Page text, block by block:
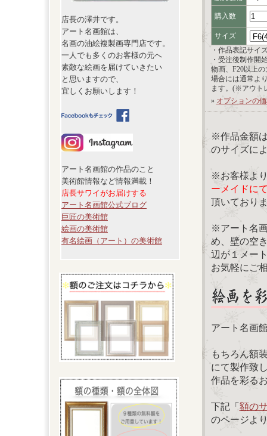
店長の澤井です。
アート名画館は、
名画の油絵複製画専門店です。
一人でも多くのお客様の元へ
素敵な絵画を届けていきたい
と思いますので、
宜しくお願いします！
アート名画館の作品のこと
美術館情報など情報満載！
店長サワイがお届けする
アート名画館公式ブログ
巨匠の美術館
絵画の美術館
有名絵画（アート）の美術館
購入数
サイズ
・作品表記サイ
・受注後制作開
物画、F20以上
場合には通常よ
ます。(※アウト
» オプションの
※作品金額
のサイズに
※お客様よ
ーメイドに
頂いており
※アート名
め、壁の空
辺が１メー
お気軽にご
アート名画
もちろん額
にて製作致
作品を彩る
下記「額の
のページよ